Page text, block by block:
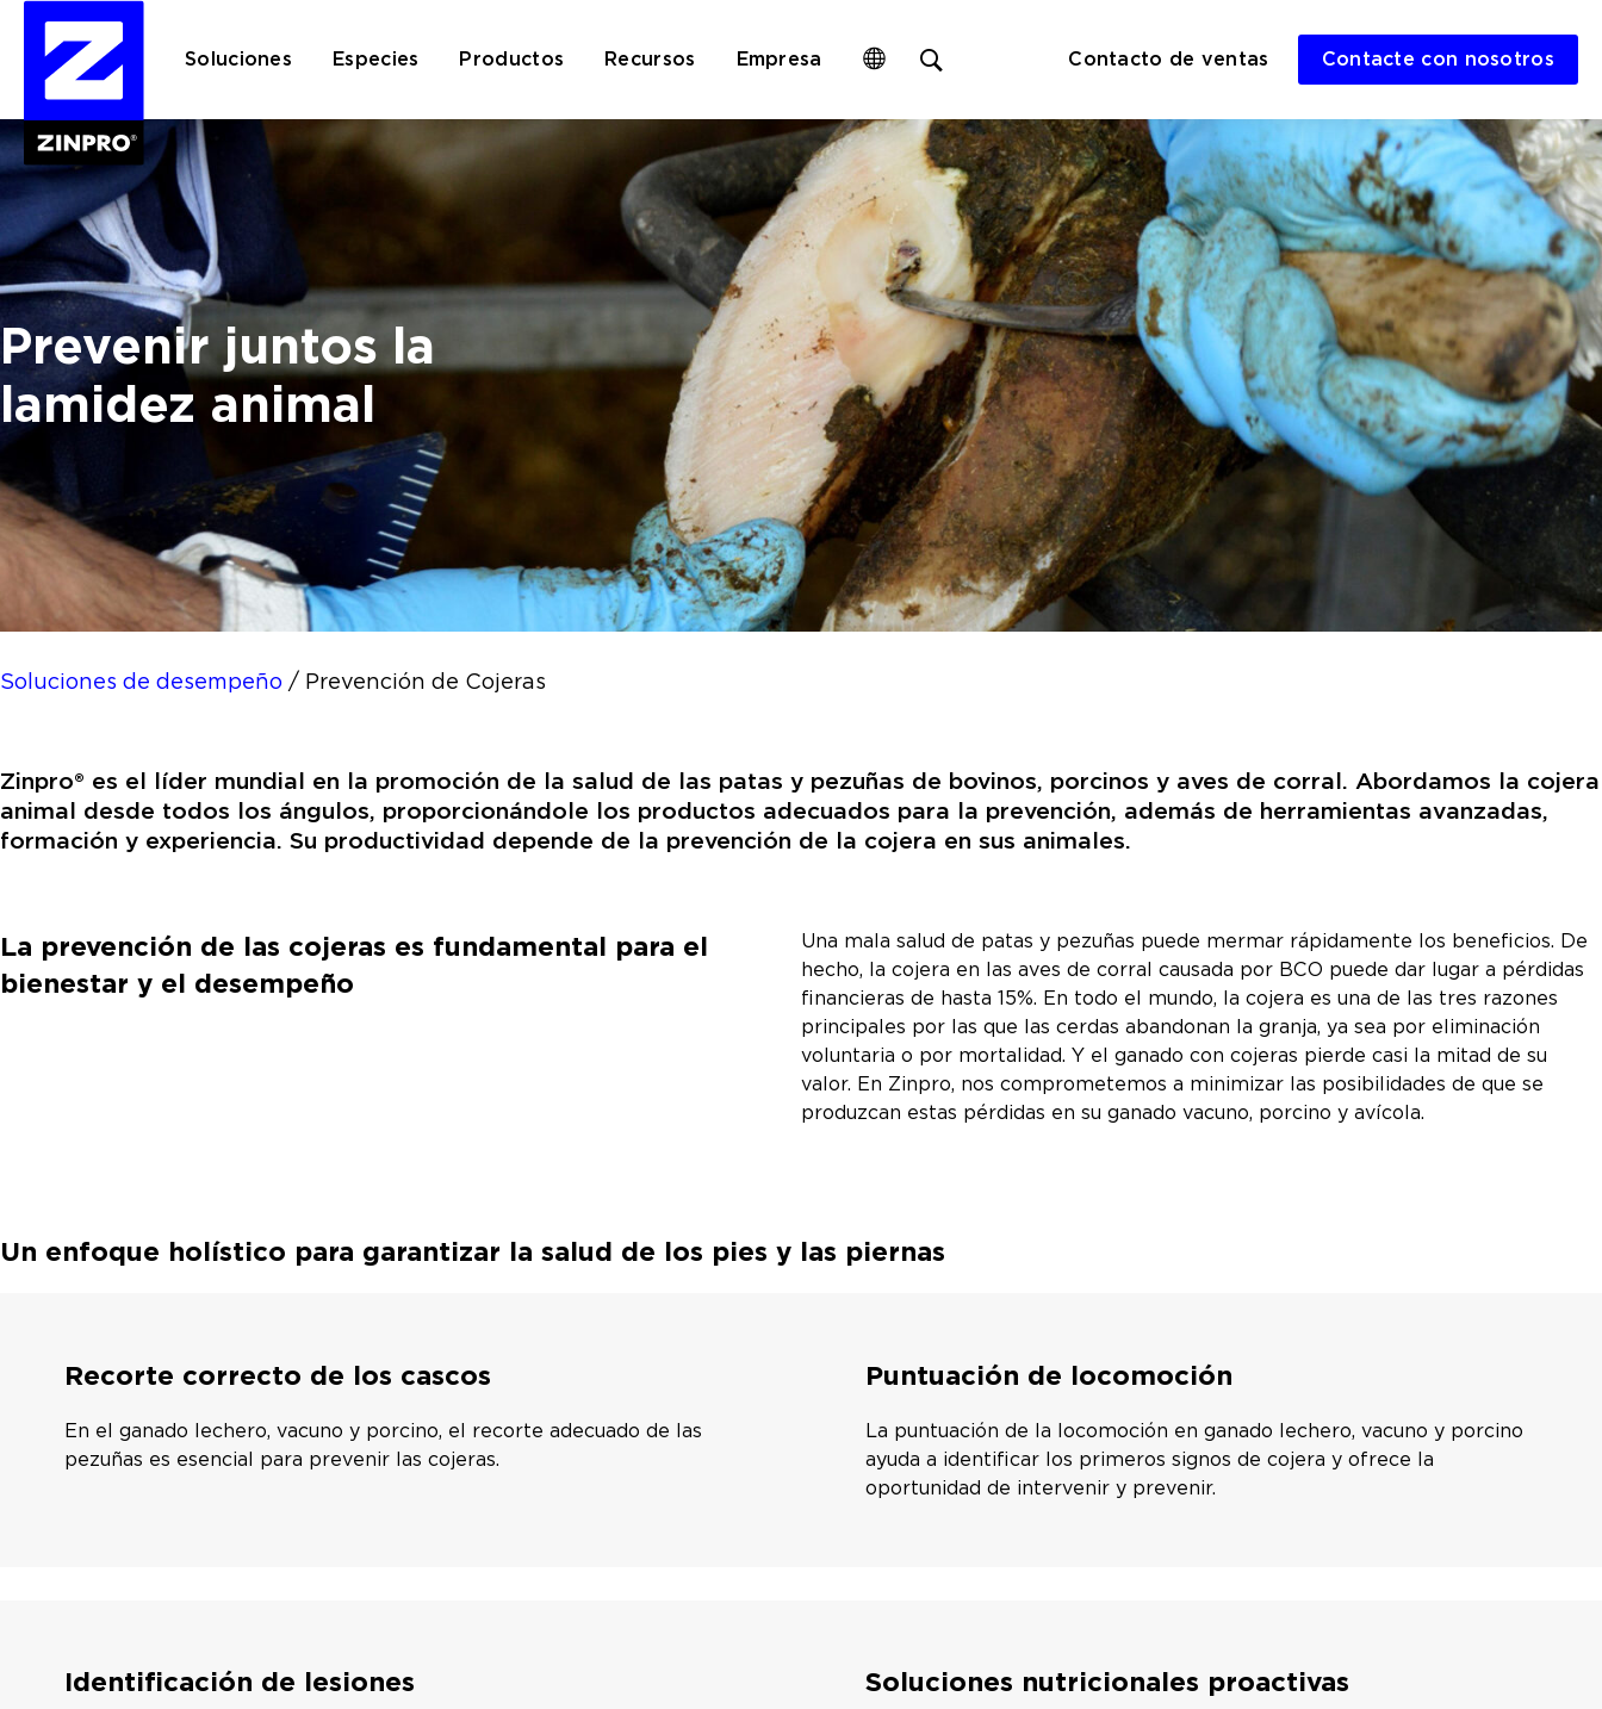
Soluciones Especies Productos Recursos Empresa
search
form
Contacto de ventas Contacte con nosotros
Buscar:
Prevenir juntos la
lamidez animal
Soluciones de desempeño / Prevención de Cojeras
Zinpro® es el líder mundial en la promoción de la salud de las patas y pezuñas de bovinos, porcinos y aves de corral. Abordamos la cojera
animal desde todos los ángulos, proporcionándole los productos adecuados para la prevención, además de herramientas avanzadas,
formación y experiencia. Su productividad depende de la prevención de la cojera en sus animales.
La prevención de las cojeras es fundamental para el
bienestar y el desempeño
Una mala salud de patas y pezuñas puede mermar rápidamente los beneficios. De
hecho, la cojera en las aves de corral causada por BCO puede dar lugar a pérdidas
financieras de hasta 15%. En todo el mundo, la cojera es una de las tres razones
principales por las que las cerdas abandonan la granja, ya sea por eliminación
voluntaria o por mortalidad. Y el ganado con cojeras pierde casi la mitad de su
valor. En Zinpro, nos comprometemos a minimizar las posibilidades de que se
produzcan estas pérdidas en su ganado vacuno, porcino y avícola.
Un enfoque holístico para garantizar la salud de los pies y las piernas
Recorte correcto de los cascos
En el ganado lechero, vacuno y porcino, el recorte adecuado de las
pezuñas es esencial para prevenir las cojeras.
Puntuación de locomoción
La puntuación de la locomoción en ganado lechero, vacuno y porcino
ayuda a identificar los primeros signos de cojera y ofrece la
oportunidad de intervenir y prevenir.
Identificación de lesiones Soluciones nutricionales proactivas